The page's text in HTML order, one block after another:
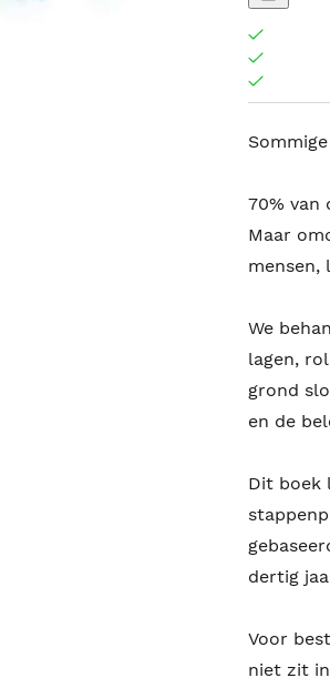
70%
Maar
mensen,
We
lagen,
grond
en de
Dit boek
dertig
Voor
niet zit